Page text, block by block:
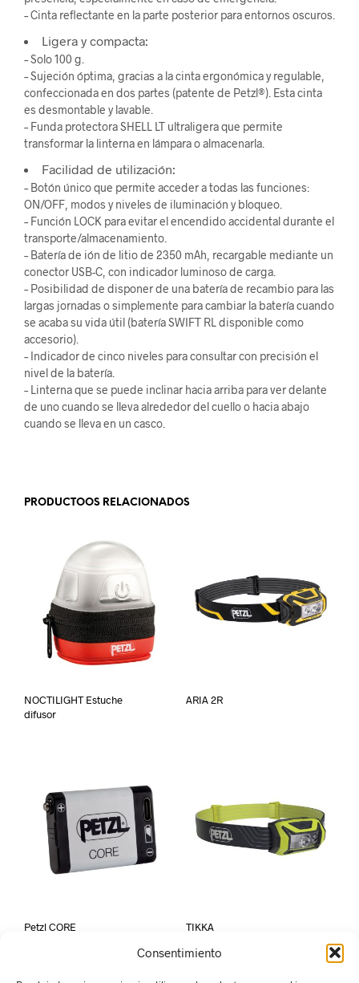
Consentimiento
– Cinta reflectante en la parte posterior para entornos oscuros.
Ligera y compacta:
– Solo 100 g.
– Sujeción óptima, gracias a la cinta ergonómica y regulable,
confeccionada en dos partes (patente de Petzl®). Esta cinta
es desmontable y lavable.
– Funda protectora SHELL LT ultraligera que permite
transformar la linterna en lámpara o almacenarla.
Facilidad de utilización:
– Botón único que permite acceder a todas las funciones:
ON/OFF, modos y niveles de iluminación y bloqueo.
– Función LOCK para evitar el encendido accidental durante el
transporte/almacenamiento.
– Batería de ión de litio de 2350 mAh, recargable mediante un
conector USB-C, con indicador luminoso de carga.
– Posibilidad de disponer de una batería de recambio para las
largas jornadas o simplemente para cambiar la batería cuando
se acaba su vida útil (batería SWIFT RL disponible como
accesorio).
– Indicador de cinco niveles para consultar con precisión el
nivel de la batería.
– Linterna que se puede inclinar hacia arriba para ver delante
de uno cuando se lleva alrededor del cuello o hacia abajo
cuando se lleva en un casco.
PRODUCTOOS RELACIONADOS
NOCTILIGHT Estuche
difusor
ARIA 2R
Petzl CORE TIKKA